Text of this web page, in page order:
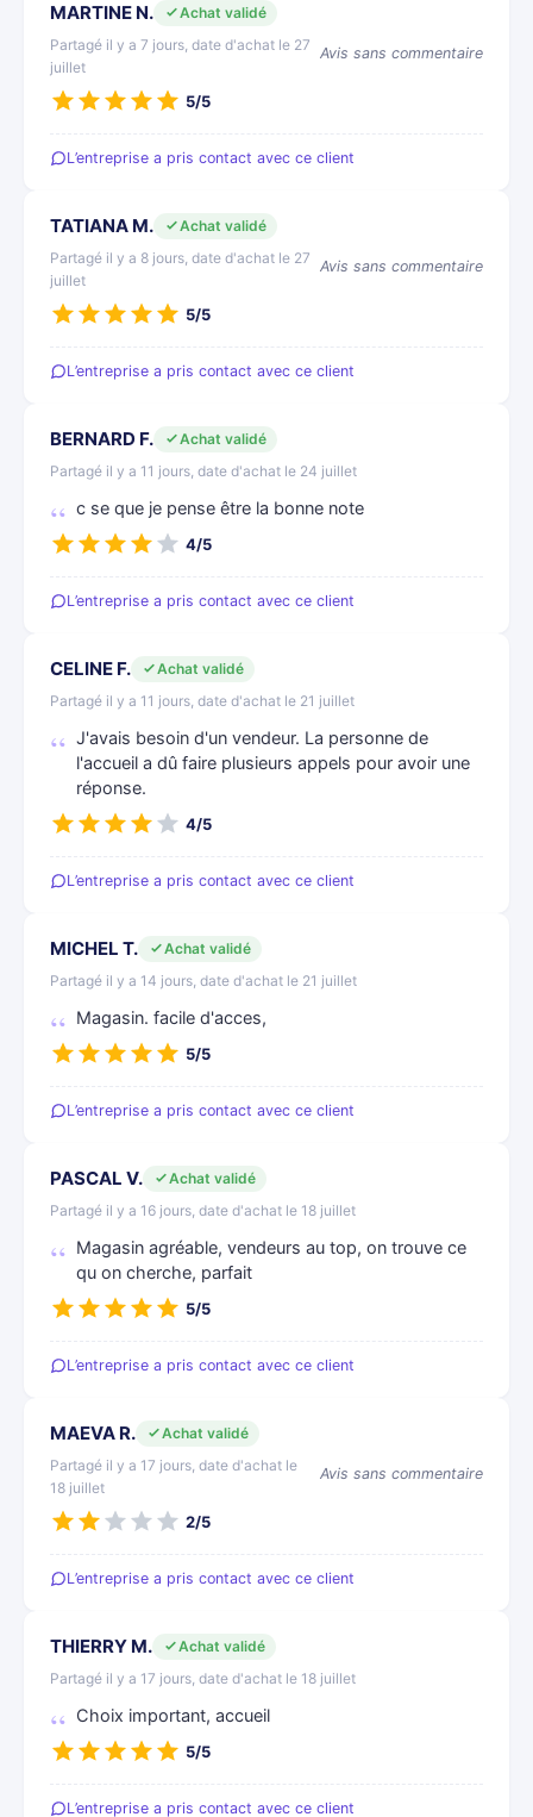
MARTINE N.
Achat validé
Partagé il y a 7 jours, date d'achat le 27
juillet
Avis sans commentaire
5/5
L’entreprise a pris contact avec ce client
TATIANA M.
Achat validé
Partagé il y a 8 jours, date d'achat le 27
juillet
Avis sans commentaire
5/5
L’entreprise a pris contact avec ce client
BERNARD F.
Achat validé
Partagé il y a 11 jours, date d'achat le 24 juillet
c se que je pense être la bonne note
4/5
L’entreprise a pris contact avec ce client
CELINE F.
Achat validé
Partagé il y a 11 jours, date d'achat le 21 juillet
J'avais besoin d'un vendeur. La personne de
l'accueil a dû faire plusieurs appels pour avoir une
réponse.
4/5
L’entreprise a pris contact avec ce client
MICHEL T.
Achat validé
Partagé il y a 14 jours, date d'achat le 21 juillet
Magasin. facile d'acces,
5/5
L’entreprise a pris contact avec ce client
PASCAL V.
Achat validé
Partagé il y a 16 jours, date d'achat le 18 juillet
Magasin agréable, vendeurs au top, on trouve ce
qu on cherche, parfait
5/5
L’entreprise a pris contact avec ce client
MAEVA R.
Achat validé
Partagé il y a 17 jours, date d'achat le
18 juillet
Avis sans commentaire
2/5
L’entreprise a pris contact avec ce client
THIERRY M.
Achat validé
Partagé il y a 17 jours, date d'achat le 18 juillet
Choix important, accueil
5/5
L’entreprise a pris contact avec ce client